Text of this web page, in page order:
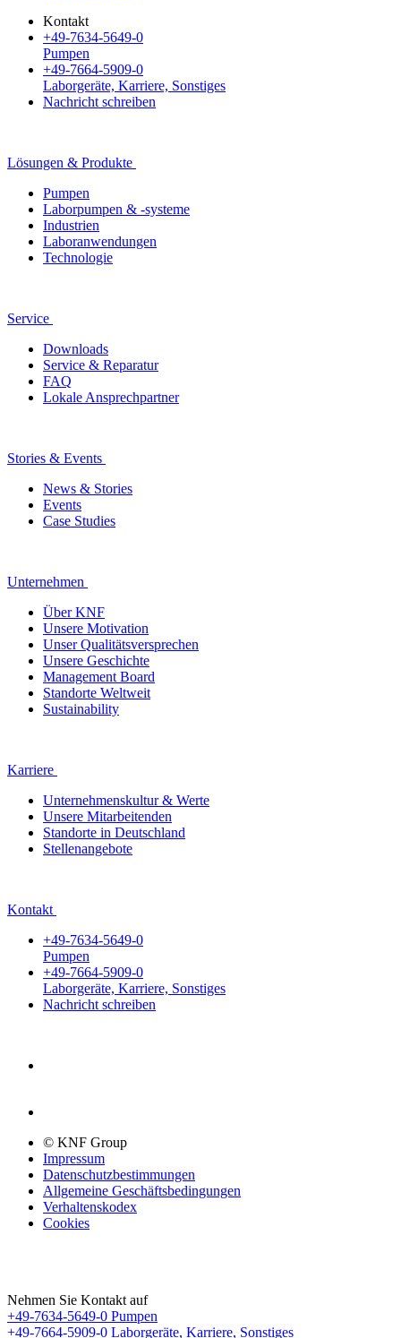
Kontakt
+49-7634-5649-0
Pumpen
+49-7664-5909-0
Laborgeräte, Karriere, Sonstiges
Nachricht schreiben
Lösungen & Produkte
Pumpen
Laborpumpen & -systeme
Industrien
Laboranwendungen
Technologie
Service
Downloads
Service & Reparatur
FAQ
Lokale Ansprechpartner
Stories & Events
News & Stories
Events
Case Studies
Unternehmen
Über KNF
Unsere Motivation
Unser Qualitätsversprechen
Unsere Geschichte
Management Board
Standorte Weltweit
Sustainability
Karriere
Unternehmenskultur & Werte
Unsere Mitarbeitenden
Standorte in Deutschland
Stellenangebote
Kontakt
+49-7634-5649-0
Pumpen
+49-7664-5909-0
Laborgeräte, Karriere, Sonstiges
Nachricht schreiben
© KNF Group
Impressum
Datenschutzbestimmungen
Allgemeine Geschäftsbedingungen
Verhaltenskodex
Cookies
Nehmen Sie Kontakt auf
+49-7634-5649-0 Pumpen
+49-7664-5909-0 Laborgeräte, Karriere, Sonstiges